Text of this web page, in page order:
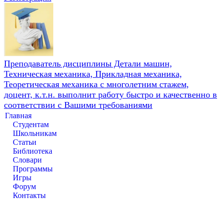
Преподаватель дисциплины Детали машин,
Техническая механика, Прикладная механика,
Теоретическая механика с многолетним стажем,
доцент, к.т.н. выполнит работу быстро и качественно в
соответствии с Вашими требованиями
Главная
Студентам
Школьникам
Статьи
Библиотека
Словари
Программы
Игры
Форум
Контакты